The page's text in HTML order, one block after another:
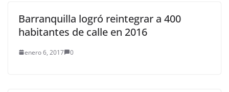
Barranquilla logró reintegrar a 400
habitantes de calle en 2016
enero 6, 2017 0